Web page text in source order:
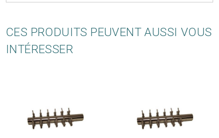
CES PRODUITS PEUVENT AUSSI VOUS
INTÉRESSER